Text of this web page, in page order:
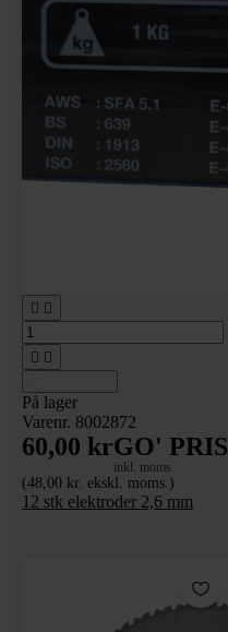
 
 
På lager
Varenr. 8002872
60,00 krGO' PRIS
inkl. moms
(48,00 kr. ekskl. moms.)
12 stk elektroder 2,6 mm